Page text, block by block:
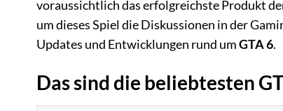
voraussichtlich das erfolgreichste Produkt
um dieses Spiel die Diskussionen in der
Updates und Entwicklungen rund umGTA 6.
Das sind die beliebtesten